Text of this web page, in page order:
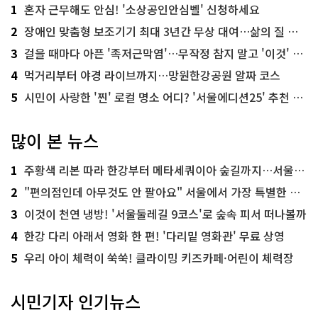
1 혼자 근무해도 안심! '소상공인안심벨' 신청하세요
2 장애인 맞춤형 보조기기 최대 3년간 무상 대여…삶의 질 높인다
3 걸을 때마다 아픈 '족저근막염'…무작정 참지 말고 '이것' 해보세요!
4 먹거리부터 야경 라이브까지…망원한강공원 알짜 코스
5 시민이 사랑한 '찐' 로컬 명소 어디? '서울에디션25' 추천 코스
많이 본 뉴스
1 주황색 리본 따라 한강부터 메타세쿼이아 숲길까지…서울둘레길 15코스
2 "편의점인데 아무것도 안 팔아요" 서울에서 가장 특별한 편의점의 정체
3 이것이 천연 냉방! '서울둘레길 9코스'로 숲속 피서 떠나볼까
4 한강 다리 아래서 영화 한 편! '다리밑 영화관' 무료 상영
5 우리 아이 체력이 쑥쑥! 클라이밍 키즈카페·어린이 체력장
시민기자 인기뉴스